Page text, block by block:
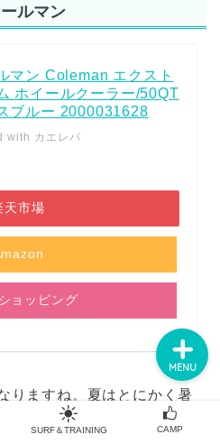
ルマン
マン Coleman エクスト
ホイールクーラー/50QT
ブルー 2000031628
with カエレバ
天市場
ョッピング
りますね。夏はとにかく暑
飲みたくなります。
SURF＆TRAINING CAMP
MENU
HOME